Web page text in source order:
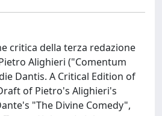
critica della terza redazione
Alighieri ("Comentum
Dantis. A Critical Edition of
of Pietro's Alighieri's
"The Divine Comedy",